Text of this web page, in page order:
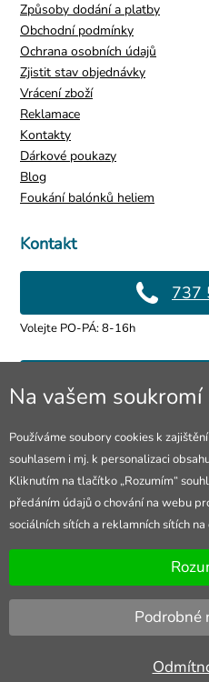
Kontakt
737
Volejte PO-PÁ: 8-16h
Prodejna Ostrava
28.
Otevřeno Po-Pá 8-16h
Způsoby dodání a platby
Obchodní podmínky
Ochrana osobních údajů
Zjistit stav objednávky
Vrácení zboží
Reklamace
Kontakty
Dárkové poukazy
Blog
Foukání balónků heliem
Na vašem
Používáme soubory cookies k
souhlasem i mj. k personalizaci
Kliknutím na tlačítko „Rozumím“
předáním údajů o chování na webu
sociálních sítích a reklamních sítích
Podrobné